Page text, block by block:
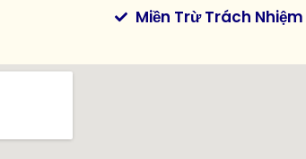
Miền Trừ Trách Nhiệm